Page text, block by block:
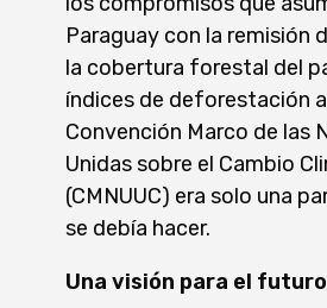
Paraguay con la remisión
la cobertura forestal del
índices de deforestación
Convención Marco de las
Unidas sobre el Cambio
(CMNUUC) era solo una
se debía hacer.
Una visión para el futuro